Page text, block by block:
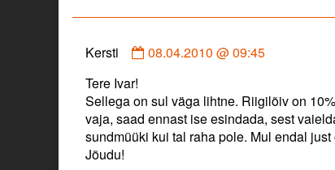
Kersti
Comment
published
on
08.04.2010 @ 09:45
Tere Ivar!
Sellega on sul väga lihtne. Riigilõiv on
vaja, saad ennast ise esindada, sest
sundmüüki kui tal raha pole. Mul endal
Jõudu!